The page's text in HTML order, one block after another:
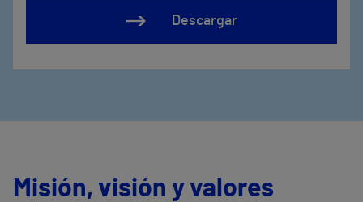
Descargar
Misión, visión y valores